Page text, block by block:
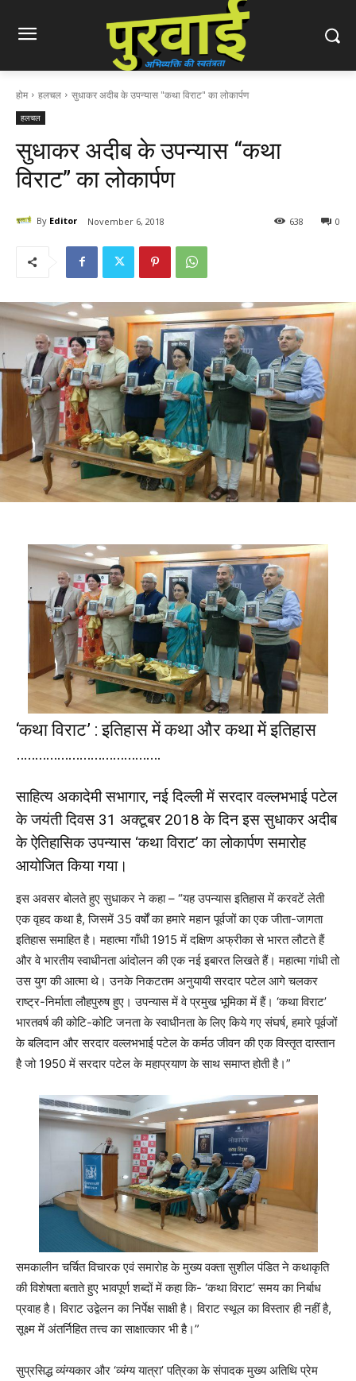
होम हलचल सुधाकर अदीब के उपन्यास "कथा विराट" का लोकार्पण
हलचल
सुधाकर अदीब के उपन्यास “कथा
विराट” का लोकार्पण
By Editor November 6, 2018 0
638
‘कथा विराट’ : इतिहास में कथा और कथा में इतिहास
…………………………………
साहित्य अकादेमी सभागार, नई दिल्ली में सरदार वल्लभभाई पटेल
के जयंती दिवस 31 अक्टूबर 2018 के दिन इस सुधाकर अदीब
के ऐतिहासिक उपन्यास ‘कथा विराट’ का लोकार्पण समारोह
आयोजित किया गया।
इस अवसर बोलते हुए सुधाकर ने कहा – “यह उपन्यास इतिहास में करवटें लेती
एक वृहद कथा है, जिसमें 35 वर्षों का हमारे महान पूर्वजों का एक जीता-जागता
इतिहास समाहित है। महात्मा गाँधी 1915 में दक्षिण अफ्रीका से भारत लौटते हैं
और वे भारतीय स्वाधीनता आंदोलन की एक नई इबारत लिखते हैं। महात्मा गांधी तो
उस युग की आत्मा थे। उनके निकटतम अनुयायी सरदार पटेल आगे चलकर
राष्ट्र-निर्माता लौहपुरुष हुए। उपन्यास में वे प्रमुख भूमिका में हैं। ‘कथा विराट’
भारतवर्ष की कोटि-कोटि जनता के स्वाधीनता के लिए किये गए संघर्ष, हमारे पूर्वजों
के बलिदान और सरदार वल्लभभाई पटेल के कर्मठ जीवन की एक विस्तृत दास्तान
है जो 1950 में सरदार पटेल के महाप्रयाण के साथ समाप्त होती है।”
समकालीन चर्चित विचारक एवं समारोह के मुख्य वक्ता सुशील पंडित ने कथाकृति
की विशेषता बताते हुए भावपूर्ण शब्दों में कहा कि- ‘कथा विराट’ समय का निर्बाध
प्रवाह है। विराट उद्वेलन का निर्पेक्ष साक्षी है। विराट स्थूल का विस्तार ही नहीं है,
सूक्ष्म में अंतर्निहित तत्त्व का साक्षात्कार भी है।”
सुप्रसिद्ध व्यंग्यकार और ‘व्यंग्य यात्रा’ पत्रिका के संपादक मुख्य अतिथि प्रेम